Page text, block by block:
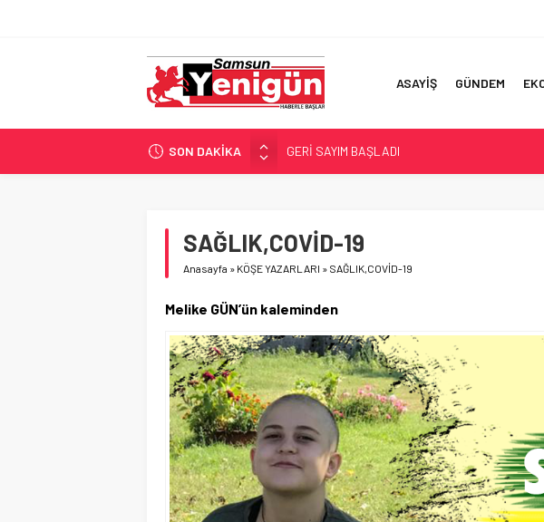
ASAYİŞ GÜNDEM
SON DAKİKA
GERİ SAYIM BAŞLADI
SAMSUNSPOR’DA HEDEF 5’İNCİLİK!
İŞTE FINDIK FİYATI!
YÖNETİCİ SEÇERKEN YAPILAN EN BÜYÜK
SAĞLIK,COVİD-19
Anasayfa » KÖŞE YAZARLARI » SAĞLIK,COVİD-19
Melike GÜN’ün kaleminden